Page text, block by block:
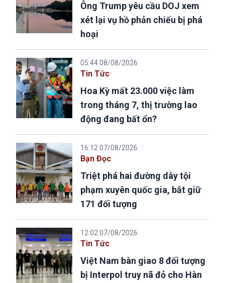
Ông Trump yêu cầu DOJ xem
xét lại vụ hồ phản chiếu bị phá
hoại
05:44 08/08/2026
Tin Tức
Hoa Kỳ mất 23.000 việc làm
trong tháng 7, thị trường lao
động đang bất ổn?
16:12 07/08/2026
Bạn Đọc
Triệt phá hai đường dây tội
phạm xuyên quốc gia, bắt giữ
171 đối tượng
12:02 07/08/2026
Tin Tức
Việt Nam bàn giao 8 đối tượng
bị Interpol truy nã đỏ cho Hàn